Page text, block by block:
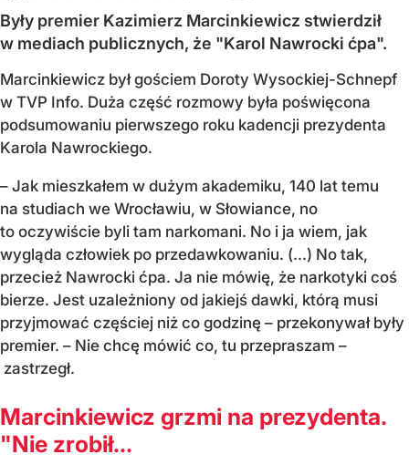
Były premier Kazimierz Marcinkiewicz stwierdził
w mediach publicznych, że "Karol Nawrocki ćpa".
Marcinkiewicz był gościem Doroty Wysockiej-Schnepf
w TVP Info. Duża część rozmowy była poświęcona
podsumowaniu pierwszego roku kadencji prezydenta
Karola Nawrockiego.
– Jak mieszkałem w dużym akademiku, 140 lat temu
na studiach we Wrocławiu, w Słowiance, no
to oczywiście byli tam narkomani. No i ja wiem, jak
wygląda człowiek po przedawkowaniu. (...) No tak,
przecież Nawrocki ćpa. Ja nie mówię, że narkotyki coś
bierze. Jest uzależniony od jakiejś dawki, którą musi
przyjmować częściej niż co godzinę – przekonywał były
premier. – Nie chcę mówić co, tu przepraszam –
zastrzegł.
Marcinkiewicz grzmi na prezydenta.
"Nie zrobił...